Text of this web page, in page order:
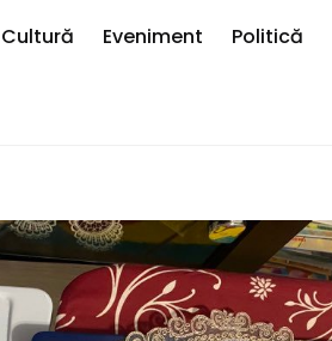
Cultură Eveniment Politică